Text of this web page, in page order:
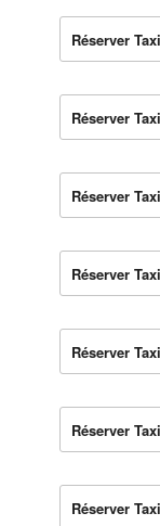
Réserver
Réserver
Réserver
Réserver
Réserver
Réserver
Réserver